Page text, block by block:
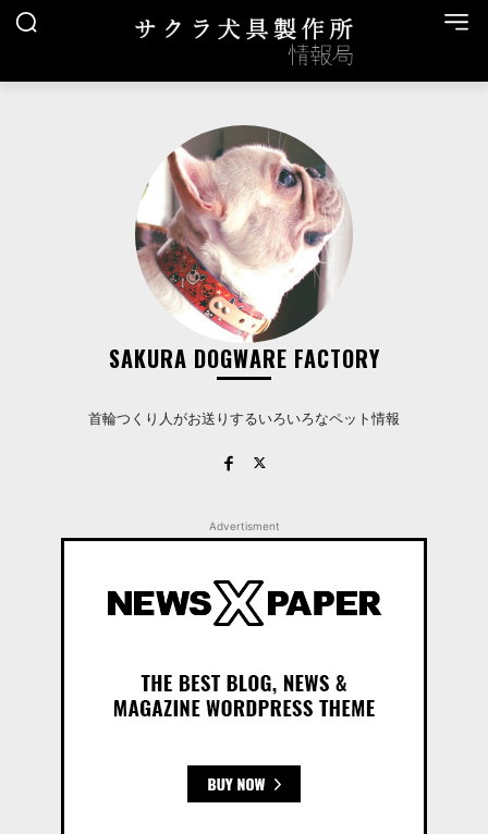
SAKURA DOGWARE FACTORY
首輪つくり人がお送りするいろいろなペット情報
Advertisment